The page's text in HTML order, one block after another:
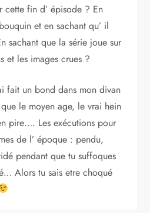
cette fin d’ épisode ? En
et en sachant qu’ il
sachant que la série joue sur
et les images crues ?
fait un bond dans mon divan
le moyen age, le vrai hein
pire…. Les exécutions pour
de l’ époque : pendu,
pendant que tu suffoques
Alors tu sais etre choqué